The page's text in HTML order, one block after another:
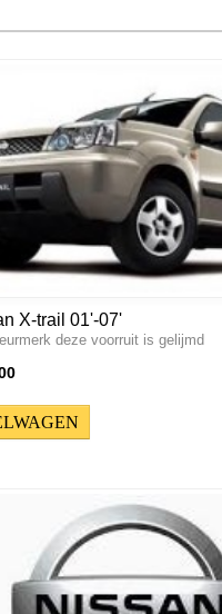
X-trail 01'-07'
deze voorruit is gelijmd